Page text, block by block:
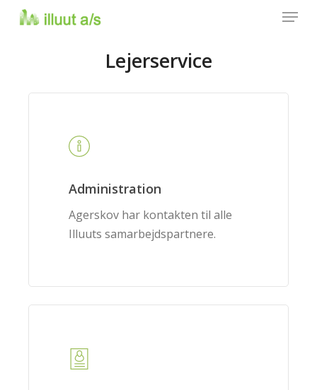
Skip
Menu
Lejerservice
Administration
Agerskov har kontakten til alle
Illuuts samarbejdspartnere.